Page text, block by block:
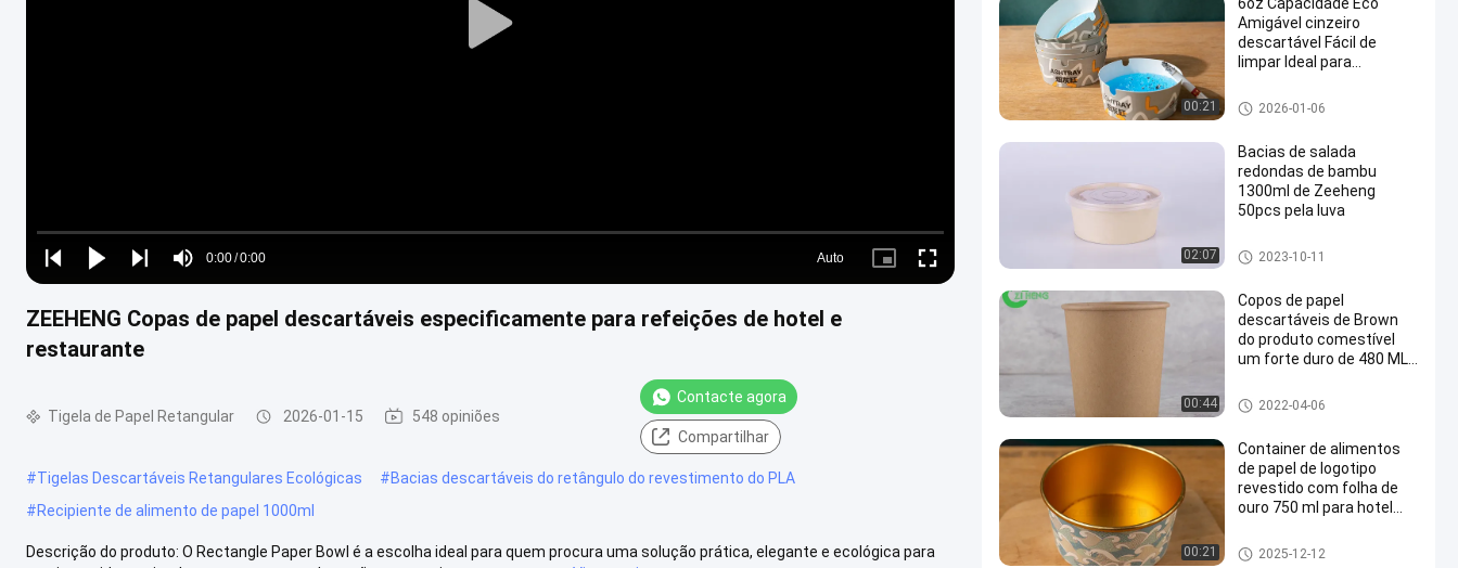
Play
Play
Play
Play
Mute
Time
0:00/0:00
Loaded:
0%
Auto
Picture- Fullscreen
ZEEHENG Copas de papel descartáveis especificamente para refeições de hotel e
restaurante
Tigela de Papel Retangular 2026-01-15 548 opiniões
Contacte agora
Compartilhar
#Tigelas Descartáveis Retangulares Ecológicas #Bacias descartáveis do retângulo do revestimento do PLA
#Recipiente de alimento de papel 1000ml
Descrição do produto: O Rectangle Paper Bowl é a escolha ideal para quem procura uma solução prática, elegante e ecológica para
00:21
Amigável cinzeiro
descartável Fácil de
limpar Ideal para
escritórios
Tigela de Papel Retangular
2026-01-06
02:07
Bacias de salada
redondas de bambu
1300ml de Zeeheng
50pcs pela luva
Bacias de bambu da fibra
2023-10-11
00:44
Copos de papel
descartáveis de Brown
do produto comestível
um forte duro de 480 ML
Copos da sopa de Kraft
2022-04-06
00:21
Container de alimentos
de papel de logotipo
revestido com folha de
ouro 750 ml para hotel
Tigela de Papel Dourado
2025-12-12